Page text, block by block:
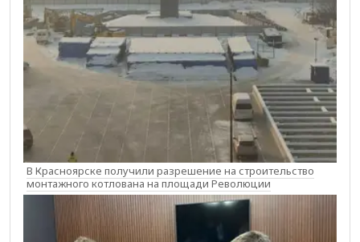
В Красноярске получили разрешение на строительство
монтажного котлована на площади Революции